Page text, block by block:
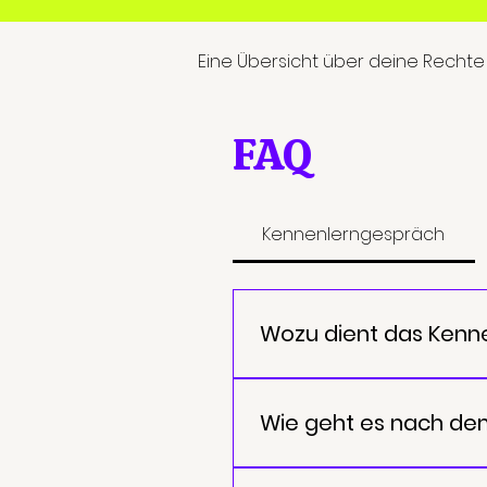
Eine Übersicht über deine
FAQ
Kennenlerngespräch
Wozu dient das
den aktuellen Status Quo
fachlich sowie
zu prüfen, ob die
Wie geht es nach